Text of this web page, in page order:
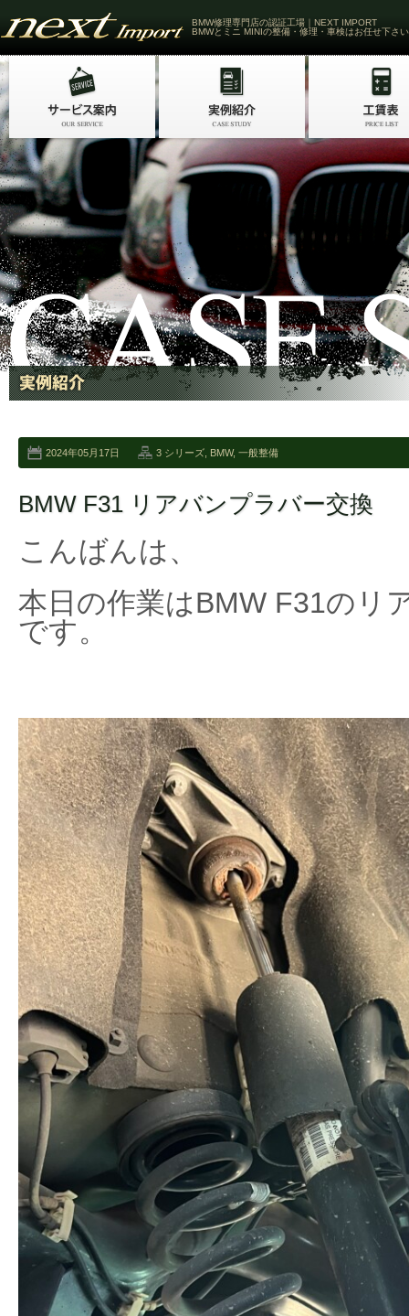
BMW修理専門店の認証工場｜NEXT IMPORT
BMWとミニ MINIの整備・修理・車検はお任せ下さい
2024年05月17日 3 シリーズ BMW, 一般整備
BMW F31 リアバンプラバー交換
こんばんは、
本日の作業はBMW F31のリ
です。